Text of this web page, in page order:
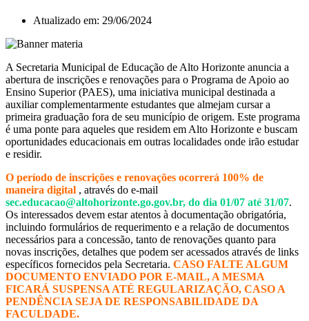
Atualizado em: 29/06/2024
A Secretaria Municipal de Educação de Alto Horizonte anuncia a
abertura de inscrições e renovações para o Programa de Apoio ao
Ensino Superior (PAES), uma iniciativa municipal destinada a
auxiliar complementarmente estudantes que almejam cursar a
primeira graduação fora de seu município de origem. Este programa
é uma ponte para aqueles que residem em Alto Horizonte e buscam
oportunidades educacionais em outras localidades onde irão estudar
e residir.
O período de inscrições e renovações ocorrerá 100% de
maneira digital , através do e-mail
sec.educacao@altohorizonte.go.gov.br, do dia 01/07 até 31/07.
Os interessados devem estar atentos à documentação obrigatória,
incluindo formulários de requerimento e a relação de documentos
necessários para a concessão, tanto de renovações quanto para
novas inscrições, detalhes que podem ser acessados através de links
específicos fornecidos pela Secretaria. CASO FALTE ALGUM
DOCUMENTO ENVIADO POR E-MAIL, A MESMA
FICARÁ SUSPENSA ATÉ REGULARIZAÇÃO, CASO A
PENDÊNCIA SEJA DE RESPONSABILIDADE DA
FACULDADE.